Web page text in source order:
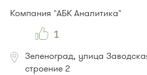
Компания "АБК Аналитика"
1
Зеленоград, улица
строение 2